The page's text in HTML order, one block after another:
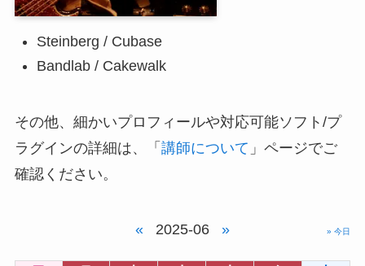
Steinberg / Cubase
Bandlab / Cakewalk
その他、細かいプロフィールや対応可能ソフト/プ
ラグインの詳細は、「 講師について 」ページでご
確認ください。
« 2025-06 » » 今日